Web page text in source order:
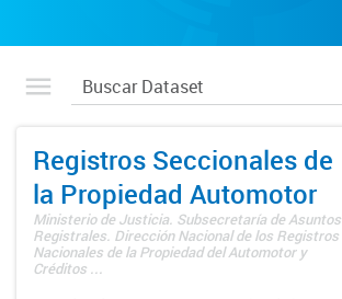
Registros Seccionales de
la Propiedad Automotor
Ministerio de Justicia. Subsecretaría de Asuntos
Registrales. Dirección Nacional de los Registros
Nacionales de la Propiedad del Automotor y
Créditos ...